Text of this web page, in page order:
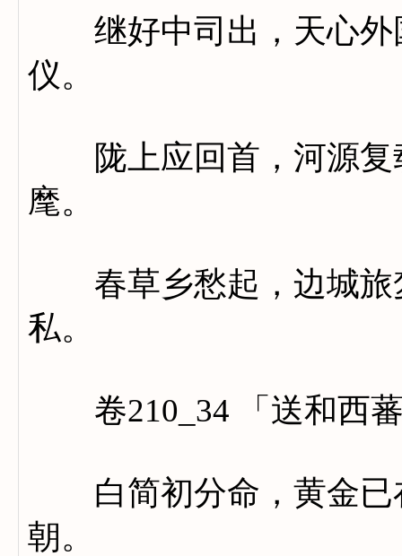
继好中司出，天心外
仪。
陇上应回首，河源复
麾。
春草乡愁起，边城旅
私。
卷210_34 「送和西蕃
白简初分命，黄金已
朝。